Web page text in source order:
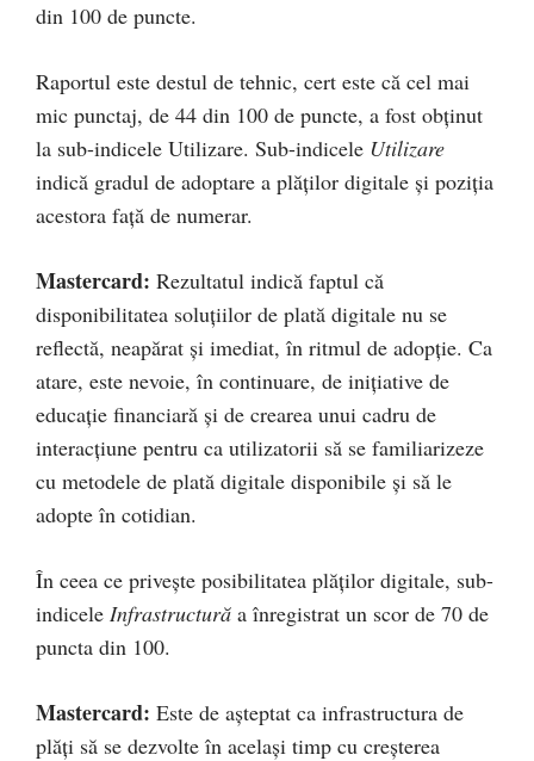
din 100 de puncte.
Raportul este destul de tehnic, cert este că cel mai
mic punctaj, de 44 din 100 de puncte, a fost obținut
la sub-indicele Utilizare. Sub-indicele Utilizare
indică gradul de adoptare a plăților digitale și poziția
acestora față de numerar.
Mastercard: Rezultatul indică faptul că
disponibilitatea soluțiilor de plată digitale nu se
reflectă, neapărat și imediat, în ritmul de adopție. Ca
atare, este nevoie, în continuare, de inițiative de
educație financiară și de crearea unui cadru de
interacțiune pentru ca utilizatorii să se familiarizeze
cu metodele de plată digitale disponibile și să le
adopte în cotidian.
În ceea ce privește posibilitatea plăților digitale, sub-
indicele Infrastructură a înregistrat un scor de 70 de
puncta din 100.
Mastercard: Este de așteptat ca infrastructura de
plăți să se dezvolte în același timp cu creșterea